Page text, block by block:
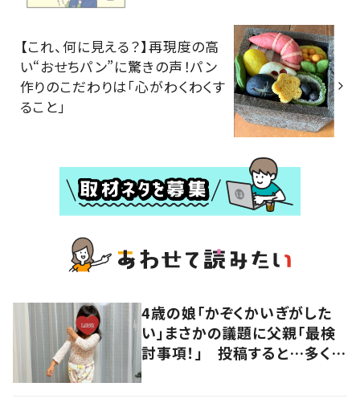
【これ、何に見える？】再現度の高
い“おせちパン”に驚きの声！パン
作りのこだわりは「心がわくわくす
ること」
4歳の娘「かぞくかいぎがした
い」まさかの議題に父親「最検
討事項！」 投稿すると…多くの